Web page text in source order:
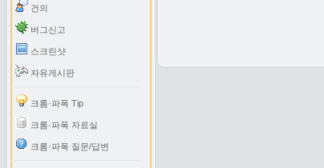
건의
버그신고
스크린샷
자유게시판
크롬·파폭 Tip
크롬·파폭 자료실
크롬·파폭 질문/답변